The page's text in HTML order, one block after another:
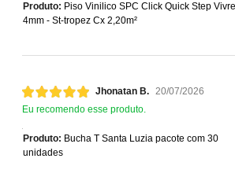
Produto: Piso Vinilico SPC Click Quick Step Vivre
4mm - St-tropez Cx 2,20m²
Jhonatan B. 20/07/2026
Eu recomendo esse produto.
Produto: Bucha T Santa Luzia pacote com 30
unidades